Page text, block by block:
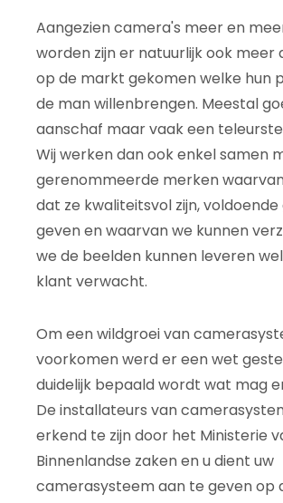
Aangezien camera's meer en
worden zijn er natuurlijk ook meer
op de markt gekomen welke hun
de man willenbrengen. Meestal
aanschaf maar vaak een
Wij werken dan ook enkel samen
gerenommeerde merken
dat ze kwaliteitsvol zijn,
geven en waarvan we kunnen
we de beelden kunnen leveren
klant verwacht.
Om een wildgroei van
voorkomen werd er een wet
duidelijk bepaald wordt wat mag
De installateurs van
erkend te zijn door het Ministerie
Binnenlandse zaken en u dient uw
camerasysteem aan te geven op